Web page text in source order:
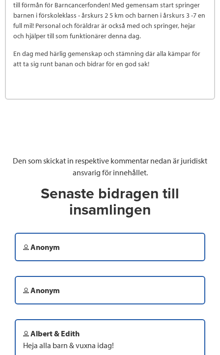
till förmån för Barncancerfonden! Med gemensam start springer
barnen i förskoleklass - årskurs 2 5 km och barnen i årskurs 3 -7 en
full mil! Personal och föräldrar är också med och springer, hejar
och hjälper till som funktionärer denna dag.
En dag med härlig gemenskap och stämning där alla kämpar för
att ta sig runt banan och bidrar för en god sak!
Den som skickat in respektive kommentar nedan är juridiskt
ansvarig för innehållet.
Senaste bidragen till
insamlingen
Anonym
Anonym
Albert & Edith
Heja alla barn & vuxna idag!